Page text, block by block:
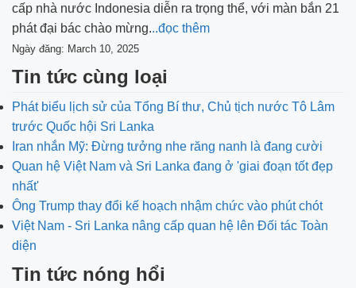
cấp nhà nước Indonesia diễn ra trọng thể, với màn bắn 21
phát đại bác chào mừng...đọc thêm
Ngày đăng: March 10, 2025
Tin tức cùng loại
Phát biểu lịch sử của Tổng Bí thư, Chủ tịch nước Tô Lâm
trước Quốc hội Sri Lanka
Iran nhắn Mỹ: Đừng tưởng nhe răng nanh là đang cười
Quan hệ Việt Nam và Sri Lanka đang ở 'giai đoạn tốt đẹp
nhất'
Ông Trump thay đổi kế hoạch nhậm chức vào phút chót
Việt Nam - Sri Lanka nâng cấp quan hệ lên Đối tác Toàn
diện
Tin tức nóng hổi